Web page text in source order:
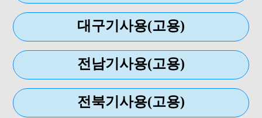
대구기사용(고용)
전남기사용(고용)
전북기사용(고용)